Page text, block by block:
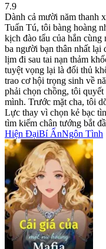
7.9
Dành cả mười năm thanh
Tuấn Tú, tôi bàng hoàng
kịch đào tẩu của hắn
ba người bạn thân nhất
lịm đi sau tai nạn thảm
tuyệt vọng lại là đối thủ
trao cơ hội trọng sinh về
phải chọn chồng, tôi
mình. Trước mặt cha, tôi
Lực thay vì chọn kẻ bạc
tìm kiếm chân tướng bắt
Hiện ĐạiBí ẨnNgôn Tình